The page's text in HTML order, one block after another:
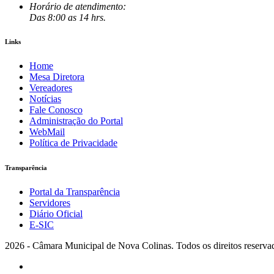
Horário de atendimento:
Das 8:00 as 14 hrs.
Links
Home
Mesa Diretora
Vereadores
Notícias
Fale Conosco
Administração do Portal
WebMail
Política de Privacidade
Transparência
Portal da Transparência
Servidores
Diário Oficial
E-SIC
2026 - Câmara Municipal de Nova Colinas. Todos os direitos